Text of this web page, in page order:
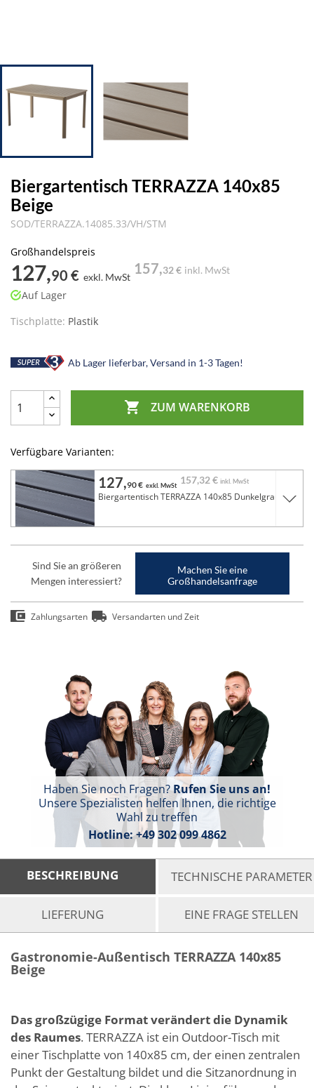
Biergartentisch TERRAZZA 140x85
Beige
SOD/TERRAZZA.14085.33/VH/STM
Großhandelspreis
127,90 € exkl. MwSt
157,32 € inkl. MwSt
Auf Lager
Tischplatte: Plastik
Ab Lager lieferbar, Versand in 1-3 Tagen!
 ZUM WARENKORB
Verfügbare Varianten:
127,90 € exkl. MwSt 157,32 € inkl. MwSt
Biergartentisch TERRAZZA 140x85 Dunkelgrau
Sind Sie an größeren
Mengen interessiert?
Machen Sie eine
Großhandelsanfrage
Zahlungsarten Versandarten und Zeit
Haben Sie noch Fragen?Rufen Sie uns an!
Unsere Spezialisten helfen Ihnen, die richtige
Wahl zu treffen
Hotline:+49 302 099 4862
BESCHREIBUNG TECHNISCHE PARAMETER
LIEFERUNG EINE FRAGE STELLEN
Gastronomie-Außentisch TERRAZZA 140x85
Beige
Das großzügige Format verändert die Dynamik
des Raumes. TERRAZZA ist ein Outdoor-Tisch mit
einer Tischplatte von 140x85 cm, der einen zentralen
Punkt der Gestaltung bildet und die Sitzanordnung in